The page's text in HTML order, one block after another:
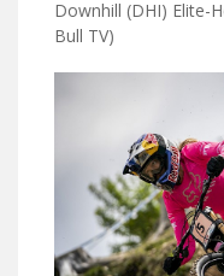
Downhill (DHI) Elite-
Bull TV)